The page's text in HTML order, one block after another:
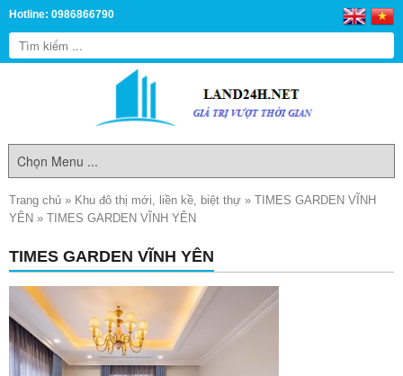
Hotline: 0986866790
Trang chủ » Khu đô thị mới, liền kề, biệt thự » TIMES GARDEN VĨNH
YÊN » TIMES GARDEN VĨNH YÊN
TIMES GARDEN VĨNH YÊN